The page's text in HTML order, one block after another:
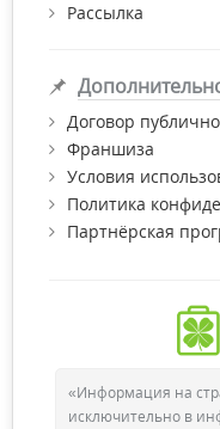
Рассылка
Договор
Франшиза
Условия
Политика
Партнёрская
«Информация на
исключительно в